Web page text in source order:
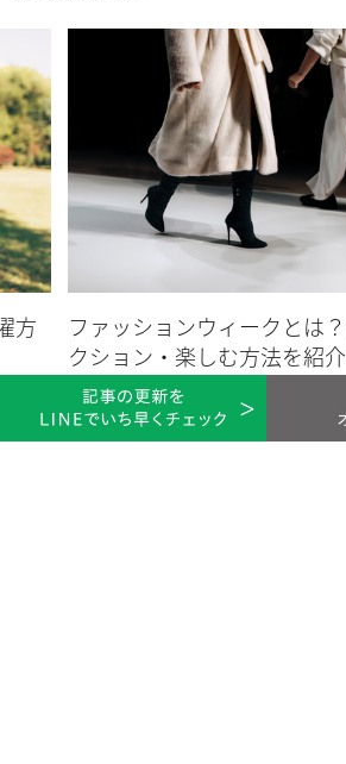
デンマークのコペンハーゲンを拠点とする
地球環境への負荷の最小化と社会貢献をブ
え、近年注目されているブランドです。公
ている「NOT A SUSTAINABLE BRAND（
はありません）」には、声を上げて謳うほ
のことという思いが込められています。
SNSマーケティングで有名となり、現在
トックホルム、ロンドン、ニューヨーク
ます。鮮やかなカラーとプリントが特徴
価格帯であることも人気の理由です。
シャツワンピース
方
ファッションウィークとは
クション・楽しむ方法を紹介
洋服・靴 2025.07.27